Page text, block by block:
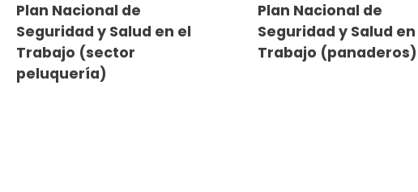
Plan Nacional de
Seguridad y Salud en el
Trabajo (sector
peluquería)
Plan Nacional de
Seguridad y Salud
Trabajo (panaderos)